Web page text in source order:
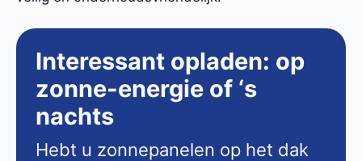
Interessant opladen: op
zonne-energie of ‘s
nachts
Hebt u zonnepanelen op het dak